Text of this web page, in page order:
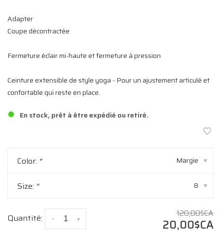
Adapter
Coupe décontractée
Fermeture éclair mi-haute et fermeture à pression
Ceinture extensible de style yoga - Pour un ajustement articulé et
confortable qui reste en place.
En stock, prêt à être expédié ou retiré.
Color: * Margie ▾
Size: * 8 ▾
Quantité: +
- 120,00$CA
20,00$CA